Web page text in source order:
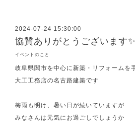
2024-07-24 15:30:00
協賛ありがとうございます✨
イベントのこと
岐阜県関市を中心に新築・リフォームを
大工工務店の名古路建築です
梅雨も明け、暑い日が続いていますが
みなさんは元気にお過ごしでしょうか